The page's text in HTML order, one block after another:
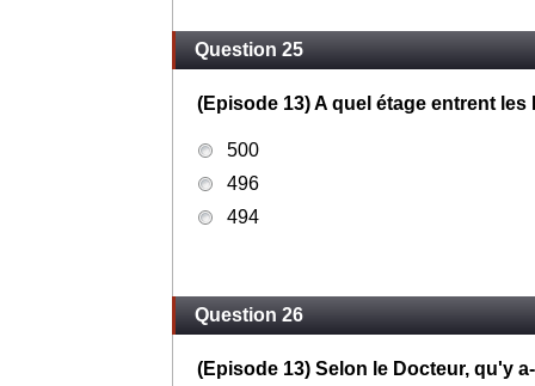
Question 25
(Episode 13) A quel étage entrent les
500
496
494
Question 26
(Episode 13) Selon le Docteur, qu'y